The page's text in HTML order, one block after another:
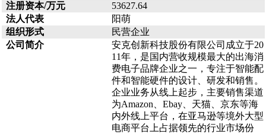
注册资本/万元
53627.64
法人代表
阳萌
组织形式
民营企业
公司简介
安克创新科技股份有限公司成立于20
11年，是国内营收规模最大的出海消
费电子品牌企业之一，专注于智能配
件和智能硬件的设计、研发和销售。
企业业务从线上起步，主要销售渠道
为Amazon、Ebay、天猫、京东等海
内外线上平台，在亚马逊等境外大型
电商平台上占据领先的行业市场份